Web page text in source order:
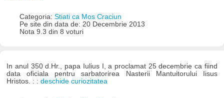
Categoria: Stiati ca Mos Craciun
Pe site din data de: 20 Decembrie 2013
Nota 9.3 din 8 voturi
In anul 350 d.Hr., papa Iulius I, a proclamat 25 decembrie ca fiind
data oficiala pentru sarbatorirea Nasterii Mantuitorului Iisus
Hristos. : :deschide curiozitatea